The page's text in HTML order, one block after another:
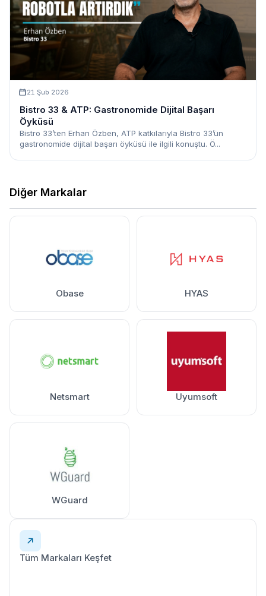
21 Şub 2026
Bistro 33 & ATP: Gastronomide Dijital Başarı
Öyküsü
Bistro 33’ten Erhan Özben, ATP katkılarıyla Bistro 33’ün
gastronomide dijital başarı öyküsü ile ilgili konuştu. Ö...
Diğer Markalar
Obase HYAS
Netsmart Uyumsoft
WGuard
Tüm Markaları Keşfet